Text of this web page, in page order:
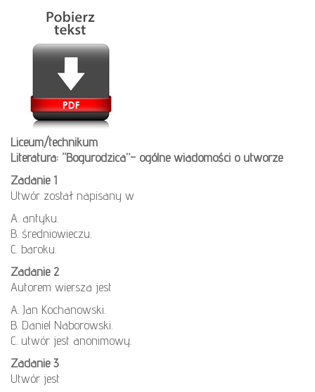
Liceum/technikum
Literatura: “Bogurodzica”- ogólne wiadomości o utworze
Zadanie 1
Utwór został napisany w
A. antyku.
B. średniowieczu.
C. baroku.
Zadanie 2
Autorem wiersza jest
A. Jan Kochanowski.
B. Daniel Naborowski.
C. utwór jest anonimowy.
Zadanie 3
Utwór jest